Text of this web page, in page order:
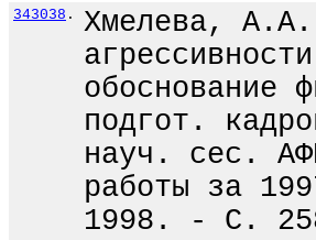
343038 .
Хмелева, А.А.
обоснование
подгот.
науч. сес.
работы за
1998. - С.